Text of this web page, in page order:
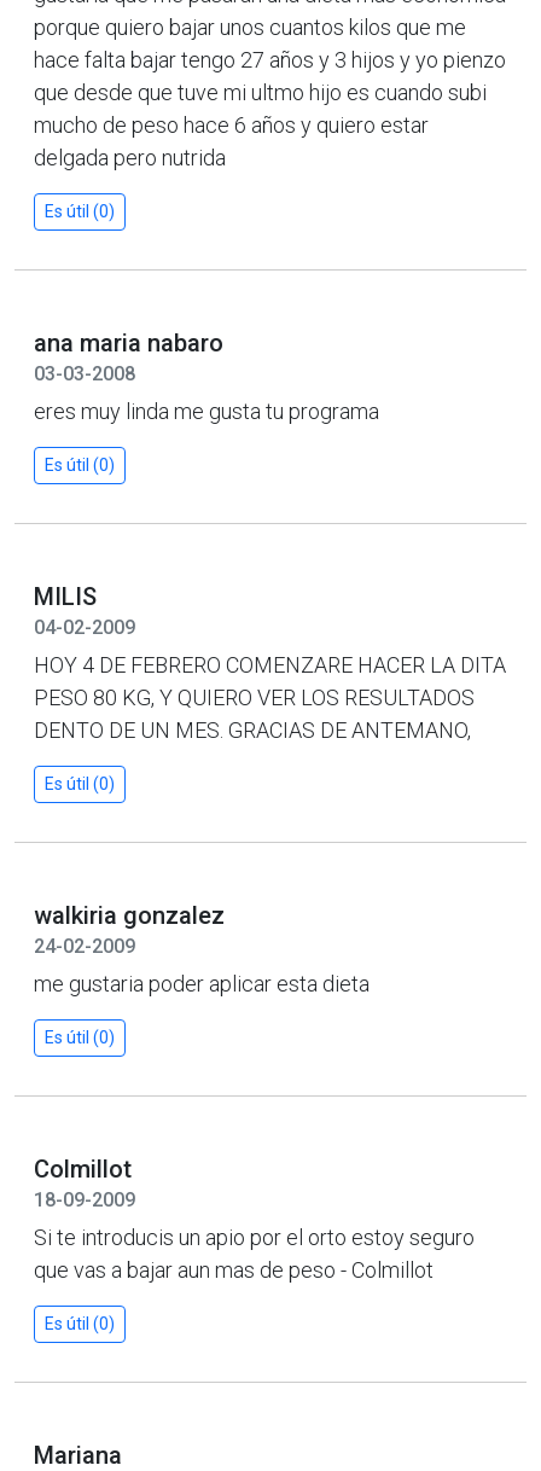
porque quiero bajar unos cuantos kilos que me
hace falta bajar tengo 27 años y 3 hijos y yo pienzo
que desde que tuve mi ultmo hijo es cuando subi
mucho de peso hace 6 años y quiero estar
delgada pero nutrida
Es útil (0)
ana maria nabaro
03-03-2008
eres muy linda me gusta tu programa
Es útil (0)
MILIS
04-02-2009
HOY 4 DE FEBRERO COMENZARE HACER LA DITA
PESO 80 KG, Y QUIERO VER LOS RESULTADOS
DENTO DE UN MES. GRACIAS DE ANTEMANO,
Es útil (0)
walkiria gonzalez
24-02-2009
me gustaria poder aplicar esta dieta
Es útil (0)
Colmillot
18-09-2009
Si te introducis un apio por el orto estoy seguro
que vas a bajar aun mas de peso - Colmillot
Es útil (0)
Mariana